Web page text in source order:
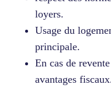
loyers.
Usage du
principale.
En cas de
avantages